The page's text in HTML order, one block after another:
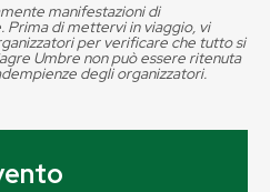
manifestazioni di
Prima di mettervi in viaggio, vi
per verificare che tutto si
Umbre non può essere ritenuta
degli organizzatori.